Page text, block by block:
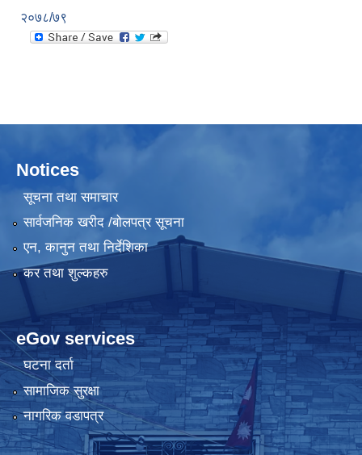
२०७८/७९
Notices
सूचना तथा समाचार
सार्वजनिक खरीद /बोलपत्र सूचना
एन, कानुन तथा निर्देशिका
कर तथा शुल्कहरु
eGov services
घटना दर्ता
सामाजिक सुरक्षा
नागरिक वडापत्र